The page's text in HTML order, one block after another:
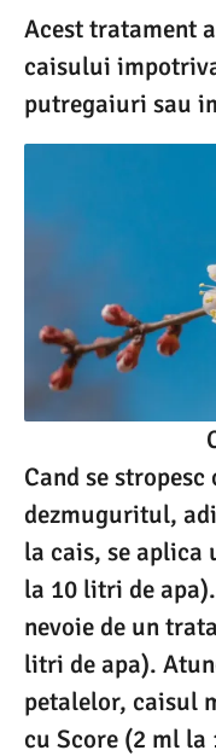
Acest tratament
caisului
putregaiuri sau
Cand se
dezmuguritul,
la cais, se aplica
la 10 litri de
nevoie de un
litri de apa).
petalelor, caisul
cu Score (2 ml